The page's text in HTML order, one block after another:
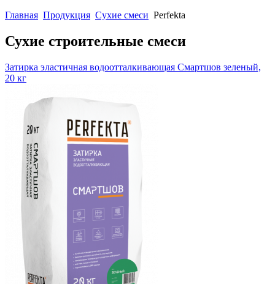
Главная Продукция Сухие смеси Perfekta
Сухие строительные смеси
Затирка эластичная водоотталкивающая Смартшов зеленый,
20 кг